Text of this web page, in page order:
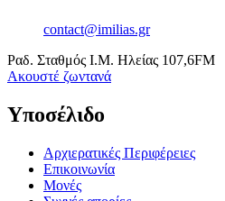
contact@imilias.gr
Ραδ. Σταθμός Ι.Μ. Ηλείας 107,6FM
Aκουστέ ζωντανά
Υποσέλιδο
Αρχιερατικές Περιφέρειες
Επικοινωνία
Μονές